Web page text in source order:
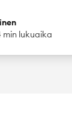
min lukuaika